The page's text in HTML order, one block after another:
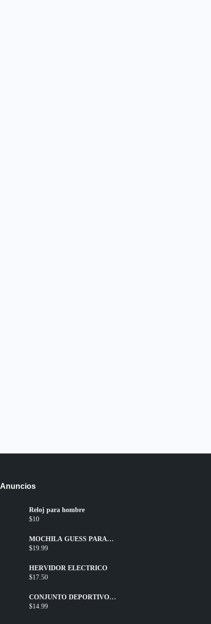
Anuncios
Reloj para hombre
$10
MOCHILA GUESS PARA
DAMA
$19.99
HERVIDOR ELÉCTRICO
$17.50
CONJUNTO DEPORTIVO
SHORT + TOP
$14.99